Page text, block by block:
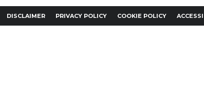
DISCLAIMER PRIVACY POLICY COOKIE POLICY